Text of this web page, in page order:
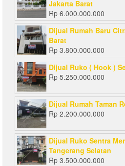
Jakarta Barat
Rp 6.000.000.000
Dijual Rumah Baru
Barat
Rp 3.800.000.000
Dijual Ruko ( Hook )
Rp 5.250.000.000
Dijual Rumah Taman
Rp 2.200.000.000
Dijual Ruko Sentra
Tangerang Selatan
Rp 3.500.000.000